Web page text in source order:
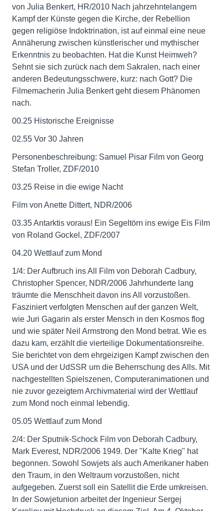
von Julia Benkert, HR/2010 Nach jahrzehntelangem
Kampf der Künste gegen die Kirche, der Rebellion
gegen religiöse Indoktrination, ist auf einmal eine neue
Annäherung zwischen künstlerischer und mythischer
Erkenntnis zu beobachten. Hat die Kunst Heimweh?
Sehnt sie sich zurück nach dem Sakralen, nach einer
anderen Bedeutungsschwere, kurz: nach Gott? Die
Filmemacherin Julia Benkert geht diesem Phänomen
nach.
00.25 Historische Ereignisse
02.55 Vor 30 Jahren
Personenbeschreibung: Samuel Pisar Film von Georg
Stefan Troller, ZDF/2010
03.25 Reise in die ewige Nacht
Film von Anette Dittert, NDR/2006
03.35 Antarktis voraus! Ein Segeltörn ins ewige Eis Film
von Roland Gockel, ZDF/2007
04.20 Wettlauf zum Mond
1/4: Der Aufbruch ins All Film von Deborah Cadbury,
Christopher Spencer, NDR/2006 Jahrhunderte lang
träumte die Menschheit davon ins All vorzustoßen.
Fasziniert verfolgten Menschen auf der ganzen Welt,
wie Juri Gagarin als erster Mensch in den Kosmos flog
und wie später Neil Armstrong den Mond betrat. Wie es
dazu kam, erzählt die vierteilige Dokumentationsreihe.
Sie berichtet von dem ehrgeizigen Kampf zwischen den
USA und der UdSSR um die Beherrschung des Alls. Mit
nachgestellten Spielszenen, Computeranimationen und
nie zuvor gezeigtem Archivmaterial wird der Wettlauf
zum Mond noch einmal lebendig.
05.05 Wettlauf zum Mond
2/4: Der Sputnik-Schock Film von Deborah Cadbury,
Mark Everest, NDR/2006 1949. Der "Kalte Krieg" hat
begonnen. Sowohl Sowjets als auch Amerikaner haben
den Traum, in den Weltraum vorzustoßen, nicht
aufgegeben. Zuerst soll ein Satellit die Erde umkreisen.
In der Sowjetunion arbeitet der Ingenieur Sergej